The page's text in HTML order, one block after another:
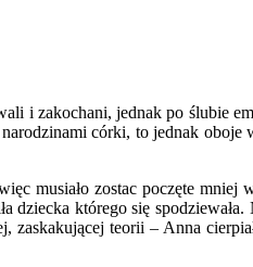
i zakochani, jednak po ślubie
córki, to jednak
musiało zostac poczęte mniej
którego się
teorii – Anna